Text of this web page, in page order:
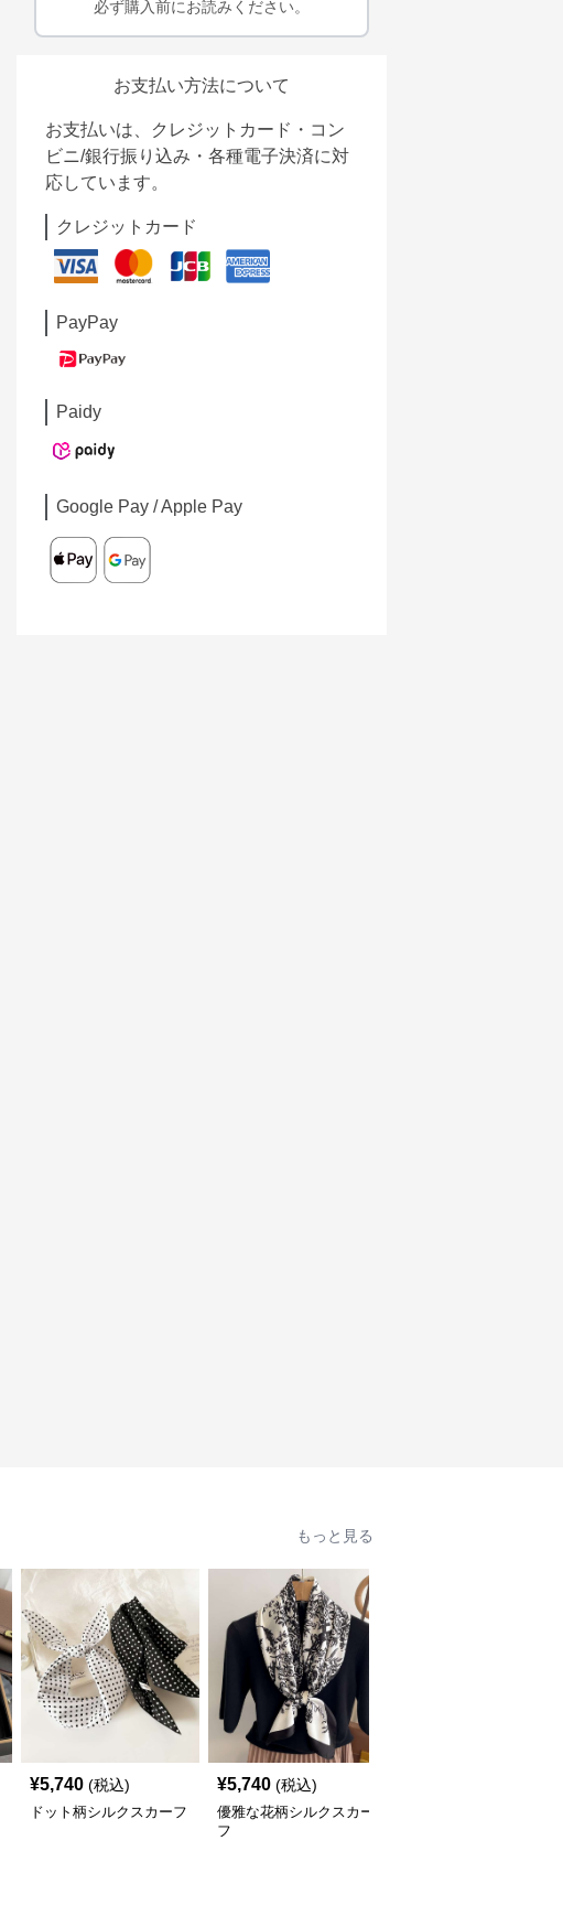
必ず購入前にお読みください。
お支払い方法について
お支払いは、クレジットカード・コン
ビニ/銀行振り込み・各種電子決済に対
応しています。
クレジットカード
PayPay
Paidy
Google Pay / Apple Pay
もっと見る
¥5,740 (税込)
ドット柄シルクスカーフ
¥5,740 (税込)
優雅な花柄シルクスカー
フ